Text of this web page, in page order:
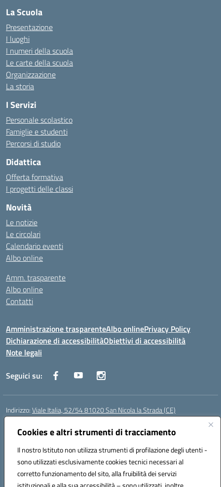
Cookies e altri strumenti di tracciamento
Il nostro Istituto non utilizza strumenti di profilazione degli utenti -
sono utilizzati esclusivamente cookies tecnici necessari al
corretto funzionamento del sito, alla fruibilità dei servizi
La Scuola
Presentazione
I luoghi
I numeri della scuola
Le carte della scuola
Organizzazione
La storia
I Servizi
Personale scolastico
Famiglie e studenti
Percorsi di studio
Didattica
Offerta formativa
I progetti delle classi
Novità
Le notizie
Le circolari
Calendario eventi
Albo online
Amm. trasparente
Albo online
Contatti
Amministrazione trasparenteAlbo onlinePrivacy Policy
Dichiarazione di accessibilitàObiettivi di accessibilità
Note legali
Seguici su:
Indirizzo:Viale Italia, 52/54 81020 San Nicola la Strada (CE)
Centralino:
Posta elettronica certificata (PEC):ceic86700d@pec.istruzione.it
Codice fiscale: 93081990611
Codice meccanografico:CEIC86700D
Codice Indice delle Pubbliche Amministrazioni (IPA): istsc_ceic86700d
Codice unico di fatturazione (CUF): XLWGV9